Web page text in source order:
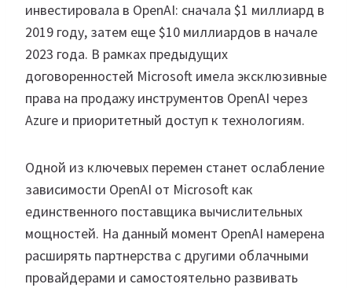
инвестировала в OpenAI: сначала $1 миллиард в
2019 году, затем еще $10 миллиардов в начале
2023 года. В рамках предыдущих
договоренностей Microsoft имела эксклюзивные
права на продажу инструментов OpenAI через
Azure и приоритетный доступ к технологиям.
Одной из ключевых перемен станет ослабление
зависимости OpenAI от Microsoft как
единственного поставщика вычислительных
мощностей. На данный момент OpenAI намерена
расширять партнерства с другими облачными
провайдерами и самостоятельно развивать